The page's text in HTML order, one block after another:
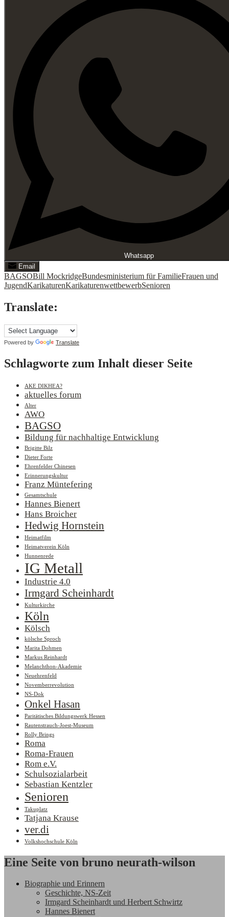
Whatsapp
Email
BAGSOBill MockridgeBundesministerium für FamilieFrauen und
JugendKarikaturenKarikaturenwettbewerbSenioren
Translate:
Powered by Translate
Schlagworte zum Inhalt dieser Seite
AKE DIKHEA?
aktuelles forum
Alter
AWO
BAGSO
Bildung für nachhaltige Entwicklung
Brigitte Bilz
Dieter Forte
Ehrenfelder Chinesen
Erinnerungskultur
Franz Müntefering
Gesamtschule
Hannes Bienert
Hans Broicher
Hedwig Hornstein
Heimatfilm
Heimatverein Köln
Hunnenrede
IG Metall
Industrie 4.0
Irmgard Scheinhardt
Kulturkirche
Köln
Kölsch
kölsche Sproch
Marita Dohmen
Markus Reinhardt
Melanchthon-Akademie
Neuehrenfeld
Novemberrevolution
NS-Dok
Onkel Hasan
Paritätisches Bildungswerk Hessen
Rautenstrauch-Joest-Museum
Rolly Brings
Roma
Roma-Frauen
Rom e.V.
Schulsozialarbeit
Sebastian Kentzler
Senioren
Takuplatz
Tatjana Krause
ver.di
Volkshochschule Köln
Eine Seite von bruno neurath-wilson
Biographie und Erinnern
Geschichte, NS-Zeit
Irmgard Scheinhardt und Herbert Schwirtz
Hannes Bienert